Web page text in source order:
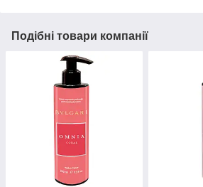
Подібні товари компанії